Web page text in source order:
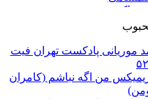
سرلک
افشار
مظفری
قربانی
رهنما
موریانی پادکست تهران فیت
۵۲
من اگه نباشم (کامران